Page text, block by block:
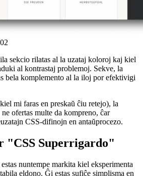
sekcio rilatas al la uzataj koloroj kaj kiel
al kontrastaj problemoj. Sekve, la
bela komplemento al la iloj por efektivigi
mi faras en preskaŭ ĉiu retejo), la
CSS-difinojn en antaŭprocezo.